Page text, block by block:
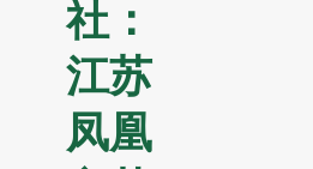
社：
江苏
凤凰